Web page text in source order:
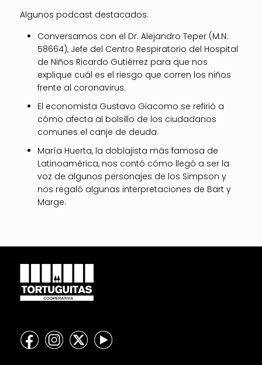
Algunos podcast destacados:
Conversamos con el Dr. Alejandro Teper (M.N.
58664), Jefe del Centro Respiratorio del Hospital
de Niños Ricardo Gutiérrez para que nos
explique cuál es el riesgo que corren los niños
frente al coronavirus.
El economista Gustavo Giacomo se refirió a
cómo afecta al bolsillo de los ciudadanos
comunes el canje de deuda.
María Huerta, la doblajista más famosa de
Latinoamérica, nos contó cómo llegó a ser la
voz de algunos personajes de los Simpson y
nos regaló algunas interpretaciones de Bart y
Marge.